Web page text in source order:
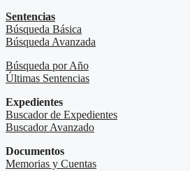
Sentencias
Búsqueda Básica
Búsqueda Avanzada
Búsqueda por Año
Últimas Sentencias
Expedientes
Buscador de Expedientes
Buscador Avanzado
Documentos
Memorias y Cuentas